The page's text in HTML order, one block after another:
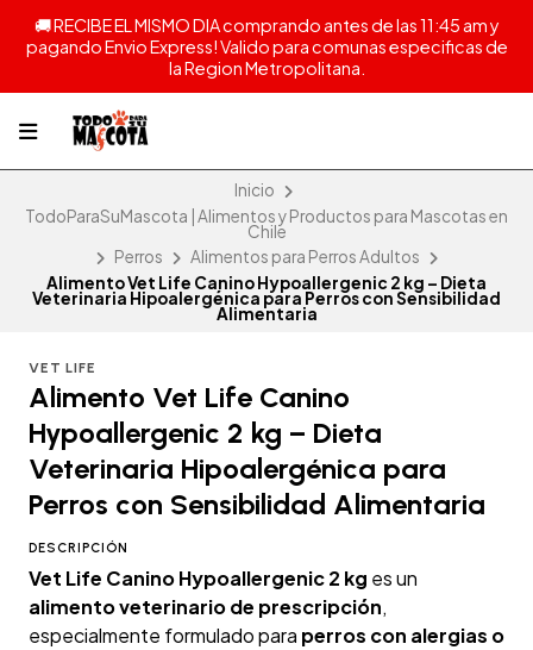
🚚 RECIBE EL MISMO DIA comprando antes de las 11:45 am y
pagando Envio Express! Valido para comunas especificas de
la Region Metropolitana.
Inicio
TodoParaSuMascota | Alimentos y Productos para Mascotas en
Chile
Perros
Alimentos para Perros Adultos
Alimento Vet Life Canino Hypoallergenic 2 kg – Dieta
Veterinaria Hipoalergénica para Perros con Sensibilidad
Alimentaria
VET LIFE
Alimento Vet Life Canino
Hypoallergenic 2 kg – Dieta
Veterinaria Hipoalergénica para
Perros con Sensibilidad Alimentaria
DESCRIPCIÓN
Vet Life Canino Hypoallergenic 2 kg es un
alimento veterinario de prescripción,
especialmente formulado para perros con alergias o